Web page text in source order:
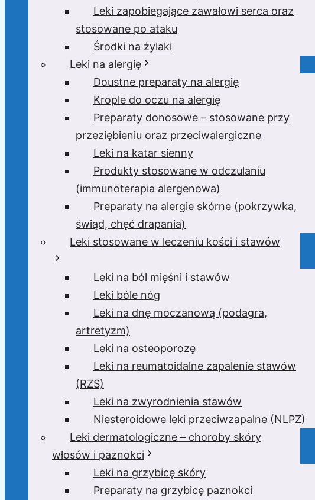
Leki zapobiegające zawałowi serca oraz
stosowane po ataku
Środki na żylaki
Leki na alergię
Doustne preparaty na alergię
Krople do oczu na alergię
Preparaty donosowe – stosowane przy
przeziębieniu oraz przeciwalergiczne
Leki na katar sienny
Produkty stosowane w odczulaniu
(immunoterapia alergenowa)
Preparaty na alergie skórne (pokrzywka,
świąd, chęć drapania)
Leki stosowane w leczeniu kości i stawów
Leki na ból mięśni i stawów
Leki bóle nóg
Leki na dnę moczanową (podagra,
artretyzm)
Leki na osteoporozę
Leki na reumatoidalne zapalenie stawów
(RZS)
Leki na zwyrodnienia stawów
Niesteroidowe leki przeciwzapalne (NLPZ)
Leki dermatologiczne – choroby skóry
włosów i paznokci
Leki na grzybicę skóry
Preparaty na grzybicę paznokci